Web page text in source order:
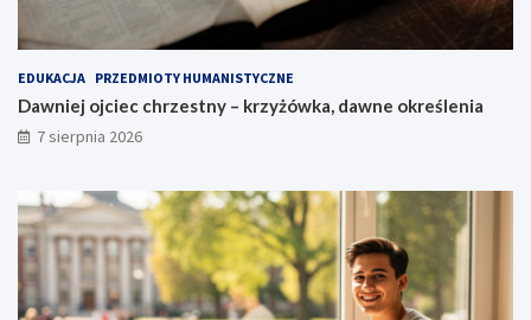
EDUKACJA PRZEDMIOTY HUMANISTYCZNE
Dawniej ojciec chrzestny – krzyżówka, dawne określenia
7 sierpnia 2026